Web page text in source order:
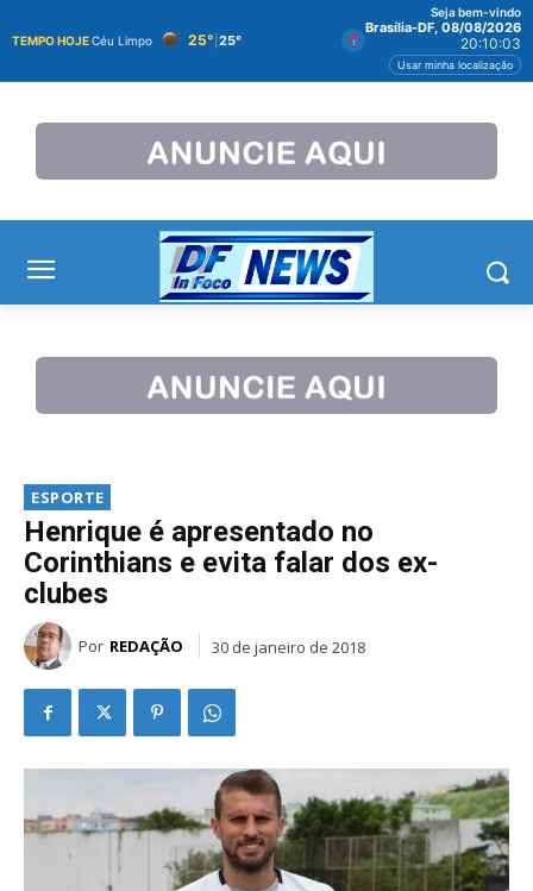
TEMPO HOJECéu Limpo 25° 25°
Seja bem-vindo
Brasília-DF, 08/08/2026
20:10:04
Usar minha localização
ESPORTE
Henrique é apresentado no
Corinthians e evita falar dos ex-
clubes
Por REDAÇÃO 30 de janeiro de 2018